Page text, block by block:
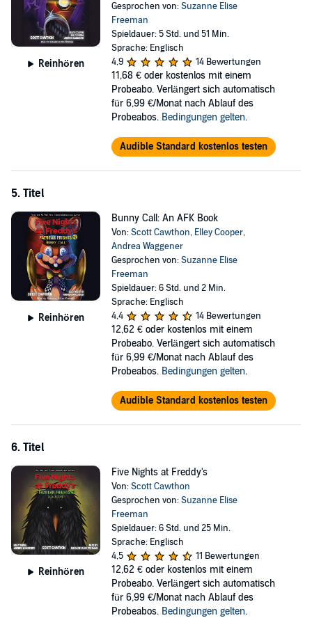
Reinhören
Gesprochen von:Suzanne Elise
Freeman
Spieldauer: 5 Std. und 51 Min.
Sprache: Englisch
4,9
14 Bewertungen
11,68 € oder kostenlos mit einem
Probeabo. Verlängert sich automatisch
für 6,99 €/Monat nach Ablauf des
Probeabos. Bedingungen gelten.
Audible Standard kostenlos testen
5. Titel
Reinhören
Bunny Call: An AFK Book
Von:Scott Cawthon, Elley Cooper,
Andrea Waggener
Gesprochen von:Suzanne Elise
Freeman
Spieldauer: 6 Std. und 2 Min.
Sprache: Englisch
4,4
14 Bewertungen
12,62 € oder kostenlos mit einem
Probeabo. Verlängert sich automatisch
für 6,99 €/Monat nach Ablauf des
Probeabos. Bedingungen gelten.
Audible Standard kostenlos testen
6. Titel
Reinhören
Five Nights at Freddy's
Von:Scott Cawthon
Gesprochen von:Suzanne Elise
Freeman
Spieldauer: 6 Std. und 25 Min.
Sprache: Englisch
4,5
11 Bewertungen
12,62 € oder kostenlos mit einem
Probeabo. Verlängert sich automatisch
für 6,99 €/Monat nach Ablauf des
Probeabos. Bedingungen gelten.